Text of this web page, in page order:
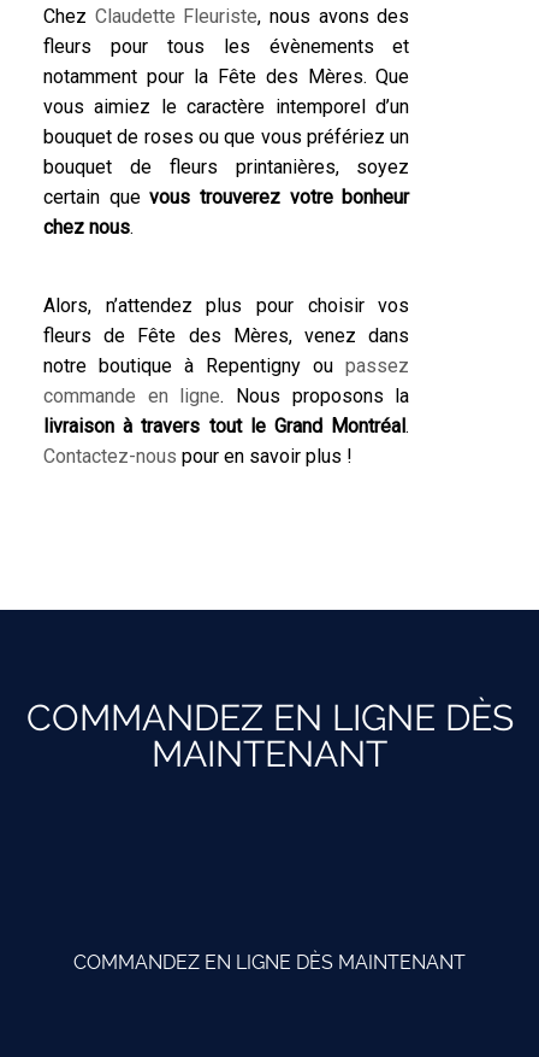
Chez Claudette Fleuriste, nous avons des
fleurs pour tous les évènements et
notamment pour la Fête des Mères. Que
vous aimiez le caractère intemporel d’un
bouquet de roses ou que vous préfériez un
bouquet de fleurs printanières, soyez
certain quevous trouverez votre bonheur
chez nous.
Alors, n’attendez plus pour choisir vos
fleurs de Fête des Mères, venez dans
notre boutique à Repentigny oupassez
commande en ligne. Nous proposons la
livraison à travers tout le Grand Montréal.
Contactez-nous pour en savoir plus !
COMMANDEZ EN LIGNE DÈS
MAINTENANT
COMMANDEZ EN LIGNE DÈS MAINTENANT